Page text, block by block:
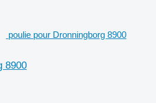
poulie pour Dronningborg 8900
8900